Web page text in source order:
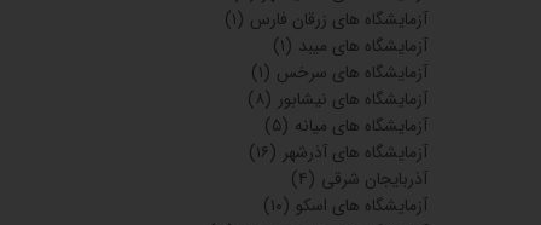
آزمایشگاه های زرقان فارس (۱)
آزمایشگاه های میبد (۱)
آزمایشگاه های سرخس (۱)
آزمایشگاه های نیشابور (۸)
آزمایشگاه های میانه (۵)
آزمایشگاه های آذرشهر (۱۶)
آذربایجان شرقی (۴)
آزمایشگاه های اسکو (۱۰)